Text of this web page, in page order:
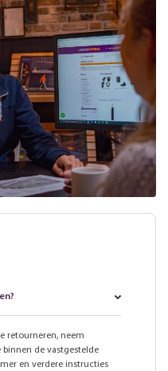
retourneren, neem
de vastgestelde
en verdere instructies